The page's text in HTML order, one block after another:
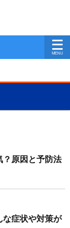
？原因と予防法
な症状や対策が